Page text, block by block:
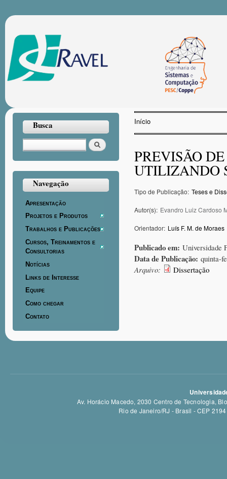
Busca
Buscar
Navegação
Apresentação
Projetos e Produtos
Trabalhos e Publicações
Cursos, Treinamentos e
Consultorias
Notícias
Links de Interesse
Equipe
Como chegar
Contato
Você está aqui
Início
PREVISÃO
UTILIZANDO
Tipo de Publicação: Teses e
Autor(s): Evandro Luiz Cardoso
Orientador: Luís F. M. de Moraes
Publicado em: Universidade
Data de Publicação: quinta-
Arquivo:
Dissertação
Av. Horácio Macedo, 2030 Centro de Tecnologia,
Rio de Janeiro/RJ - Brasil - CEP